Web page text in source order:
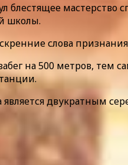
блестящее
школы.
слова
на 500 метров,
является двукратным